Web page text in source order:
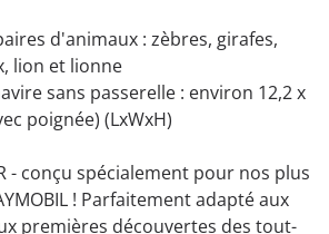
d'animaux : zèbres, girafes,
lion et lionne
sans passerelle : environ 12,2 x
poignée) (LxWxH)
- conçu spécialement pour nos plus
! Parfaitement adapté aux
premières découvertes des tout-